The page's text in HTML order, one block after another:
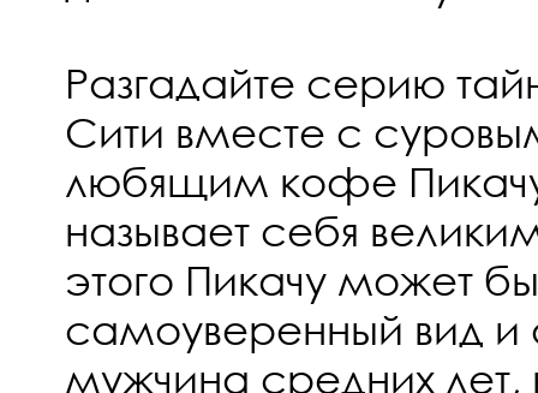
Разгадайте серию
Сити вместе с
любящим кофе
называет себя
этого Пикачу может
самоуверенный вид и
мужчина средних